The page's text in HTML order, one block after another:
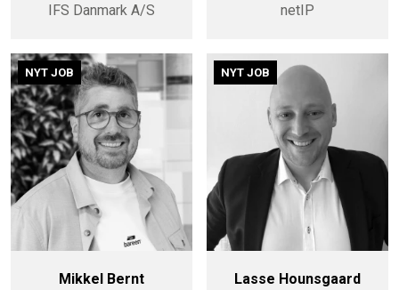
IFS Danmark A/S
netIP
NYT JOB
Mikkel Bernt
NYT JOB
Lasse Hounsgaard